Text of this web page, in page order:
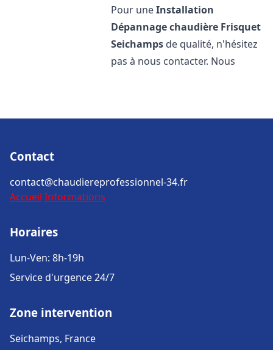
Pour uneInstallation
Dépannage chaudière Frisquet
Seichamps de qualité, n'hésitez
pas à nous contacter. Nous
Contact
contact@chaudiereprofessionnel-34.fr
Accueil Informations
Horaires
Lun-Ven: 8h-19h
Service d'urgence 24/7
Zone intervention
Seichamps, France